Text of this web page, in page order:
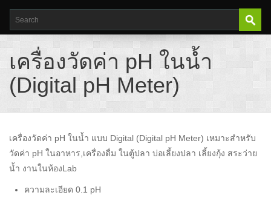
navigation
เครื่องวัดค่า pH ในน้ำ
(Digital pH Meter)
เครื่องวัดค่า pH ในน้ำ แบบ Digital (Digital pH Meter) เหมาะสำหรับ
วัดค่า pH ในอาหาร,เครื่องดื่ม ในตู้ปลา บ่อเลี้ยงปลา เลี้ยงกุ้ง สระว่าย
น้ำ งานในห้องLab
ความละเอียด 0.1 pH